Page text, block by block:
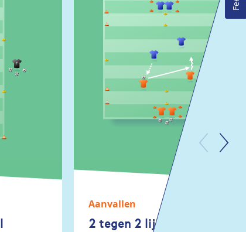
Aanvallen
2 tegen 2 lijnvoetbal